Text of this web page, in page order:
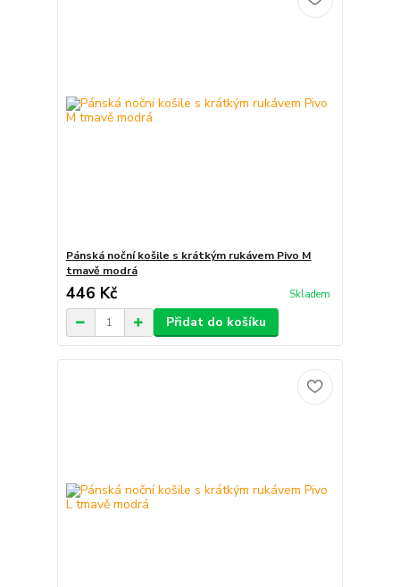
Pánská noční košile s krátkým rukávem Pivo M
tmavě modrá
446 Kč Skladem
Přidat do košíku